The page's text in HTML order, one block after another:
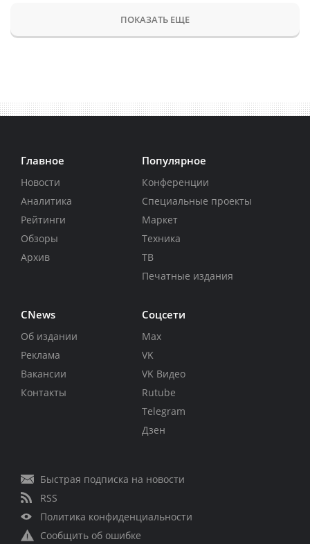
ПОКАЗАТЬ ЕЩЕ
Главное
Новости
Аналитика
Рейтинги
Обзоры
Архив
Популярное
Конференции
Специальные проекты
Маркет
Техника
ТВ
Печатные издания
CNews
Об издании
Реклама
Вакансии
Контакты
Соцсети
Max
VK
VK Видео
Rutube
Telegram
Дзен
Быстрая подписка на новости
RSS
Политика конфиденциальности
Сообщить об ошибке